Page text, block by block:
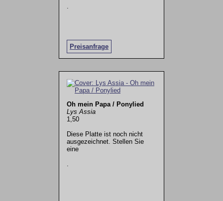
Preisanfrage
Oh mein Papa / Ponylied
Lys Assia
1,50
Diese Platte ist noch nicht
ausgezeichnet. Stellen Sie
eine
.